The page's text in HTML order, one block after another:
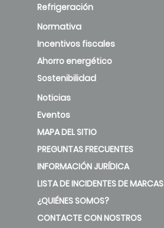
Refrigeración
Normativa
Incentivos fiscales
Ahorro energético
Sostenibilidad
Noticias
Eventos
MAPA DEL SITIO
PREGUNTAS FRECUENTES
INFORMACIÓN JURÍDICA
LISTA DE INCIDENTES DE MARCAS
¿QUIÉNES SOMOS?
CONTACTE CON NOSTROS